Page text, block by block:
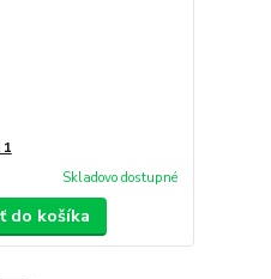
Skladovo dostupné
do košíka